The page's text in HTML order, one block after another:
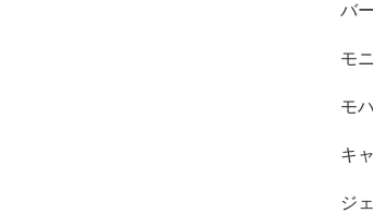
バ
モ
モ
キ
ジ